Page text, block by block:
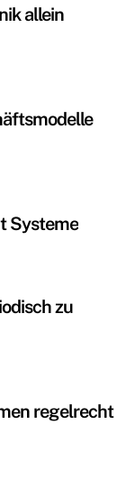
allein
Systeme
zu
regelrecht